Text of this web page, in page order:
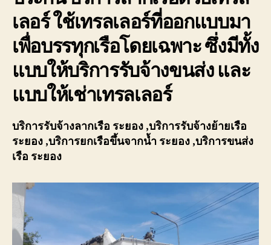
เลอร์ใช้เทรลเลอร์ที่ออกแบบมา
เพื่อบรรทุกเรือโดยเฉพาะ ซึ่งมีทั้ง
แบบให้บริการรับจ้างขนส่ง และ
แบบให้เช่าเทรลเลอร์
บริการรับจ้างลากเรือ ระยอง ,บริการรับจ้างย้ายเรือ
ระยอง ,บริการยกเรือขึ้นจากน้ำ ระยอง ,บริการขนส่ง
เรือ ระยอง